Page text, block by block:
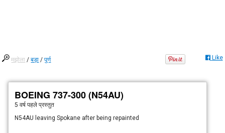
मझोला /बड़ा /पूर्ण Like
BOEING 737-300 (N54AU)
5 वर्ष पहले प्रस्तुत
N54AU leaving Spokane after being repainted